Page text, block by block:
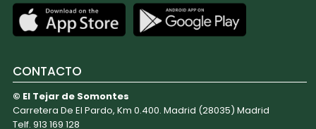
CONTACTO
© El Tejar de Somontes
Carretera De El Pardo, Km 0.400. Madrid (28035) Madrid
Telf. 913 169 128